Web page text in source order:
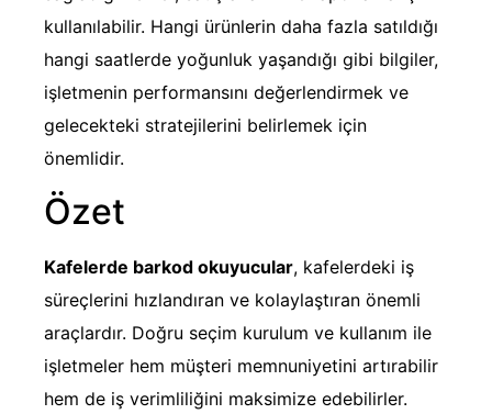
kullanılabilir. Hangi ürünlerin daha fazla satıldığı
hangi saatlerde yoğunluk yaşandığı gibi bilgiler,
işletmenin performansını değerlendirmek ve
gelecekteki stratejilerini belirlemek için
önemlidir.
Özet
Kafelerde barkod okuyucular, kafelerdeki iş
süreçlerini hızlandıran ve kolaylaştıran önemli
araçlardır. Doğru seçim kurulum ve kullanım ile
işletmeler hem müşteri memnuniyetini artırabilir
hem de iş verimliliğini maksimize edebilirler.